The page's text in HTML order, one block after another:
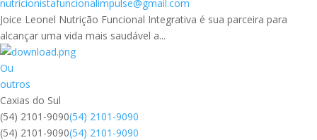
nutricionistafuncionalimpulse@gmail.com
Joice Leonel Nutrição Funcional Integrativa é sua parceira para
alcançar uma vida mais saudável a...
Ou
outros
Caxias do Sul
(54) 2101-9090(54) 2101-9090
(54) 2101-9090(54) 2101-9090